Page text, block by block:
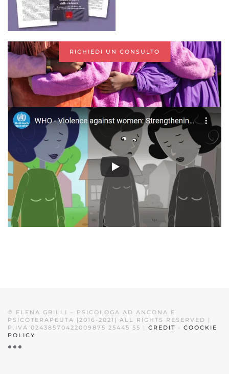
RICHIEDI UN CONSULTO
© ELENA GRILLI – PSICOLOGA AD ANCONA E
PSICOTERAPEUTA |2016-2021| ALL RIGHTS RESERVED |
P.IVA 02438570422009875 25445 55 | CREDIT - COOCKIE
POLICY